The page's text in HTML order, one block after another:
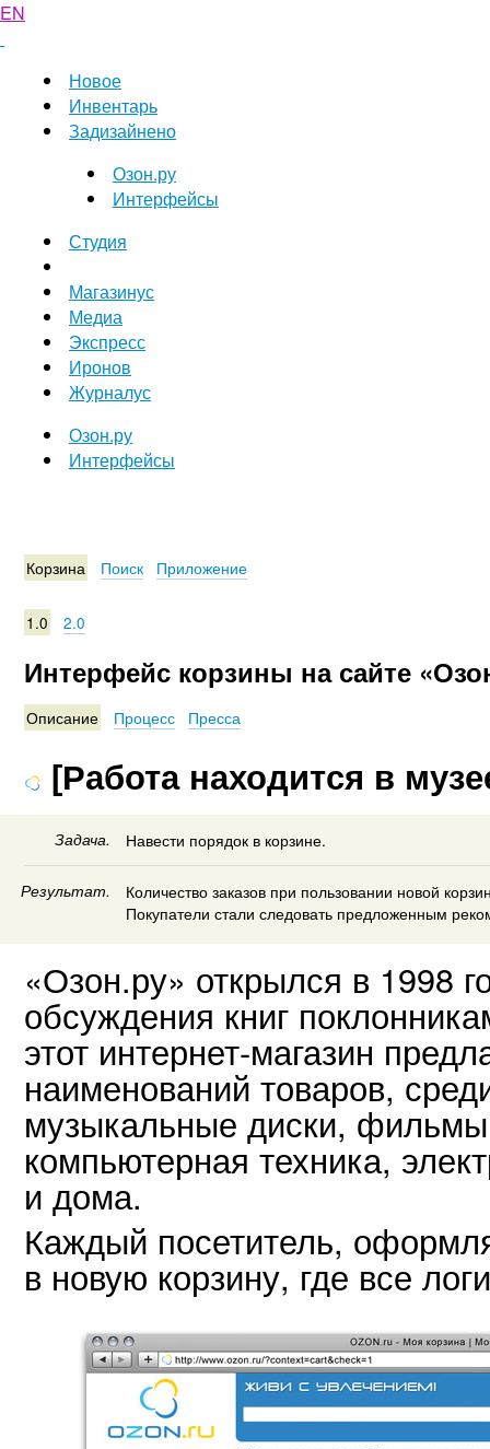
EN
Новое
Инвентарь
Задизайнено
Озон.ру
Интерфейсы
Студия
Магазинус
Медиа
Экспресс
Иронов
Журналус
Озон.ру
Интерфейсы
Корзина Поиск Приложение
1.0 2.0
Интерфейс корзины на сайте
Описание Процесс Пресса
[Работа находится в
Задача. Навести порядок в корзине.
Результат.
Количество заказов при пользовании новой
Покупатели стали следовать предложенным
«Озон.ру» открылся в 1998
обсуждения книг
этот интернет-магазин
наименований товаров,
музыкальные диски,
компьютерная техника,
и дома.
Каждый посетитель,
в новую корзину, где все